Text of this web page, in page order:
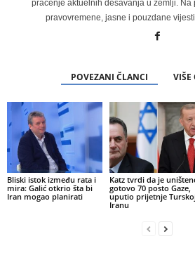
praćenje aktuelnih dešavanja u zemlji. Na
pravovremene, jasne i pouzdane
POVEZANI ČLANCI VIŠE
Bliski istok između rata i
mira: Galić otkrio šta bi
Iran mogao planirati
Katz tvrdi da je
gotovo 70 posto Gaze,
uputio prijetnje
Iranu